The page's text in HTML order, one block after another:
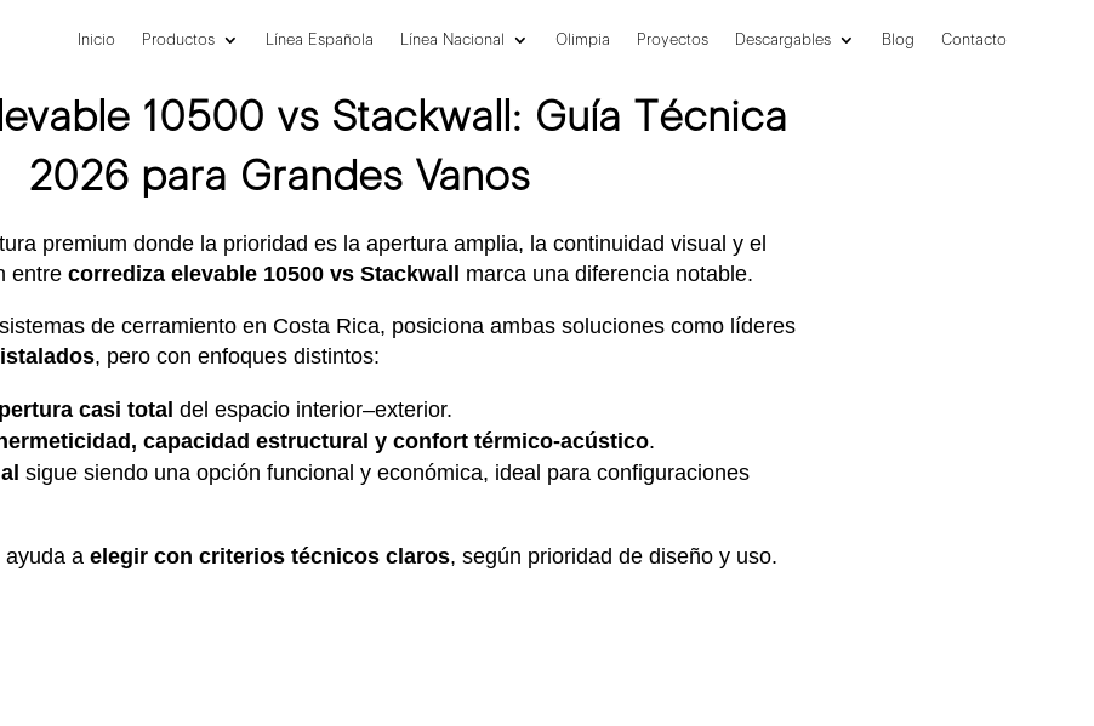
Inicio Productos Línea Española Línea Nacional Olimpia Proyectos Descargables Blog Contacto
10500 vs Stackwall: Guía Técnica
2026 para Grandes Vanos
premium donde la prioridad es la apertura amplia, la continuidad visual y el
entre corrediza elevable 10500 vs Stackwall marca una diferencia notable.
de cerramiento en Costa Rica, posiciona ambas soluciones como líderes
, pero con enfoques distintos:
casi total del espacio interior–exterior.
capacidad estructural y confort térmico-acústico.
sigue siendo una opción funcional y económica, ideal para configuraciones
ayuda a elegir con criterios técnicos claros, según prioridad de diseño y uso.